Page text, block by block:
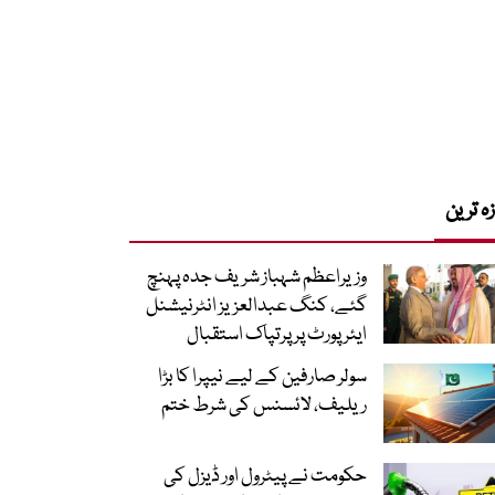
ترین
وزیراعظم شہباز شریف جدہ پہنچ
گئے، کنگ عبدالعزیز انٹرنیشنل
ایئر پورٹ پر پرتپاک استقبال
سولر صارفین کے لیے نیپرا کا بڑا
ریلیف، لائسنس کی شرط ختم
حکومت نے پیٹرول اور ڈیزل کی